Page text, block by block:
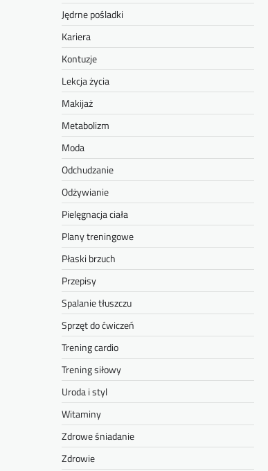
Jędrne pośladki
Kariera
Kontuzje
Lekcja życia
Makijaż
Metabolizm
Moda
Odchudzanie
Odżywianie
Pielęgnacja ciała
Plany treningowe
Płaski brzuch
Przepisy
Spalanie tłuszczu
Sprzęt do ćwiczeń
Trening cardio
Trening siłowy
Uroda i styl
Witaminy
Zdrowe śniadanie
Zdrowie